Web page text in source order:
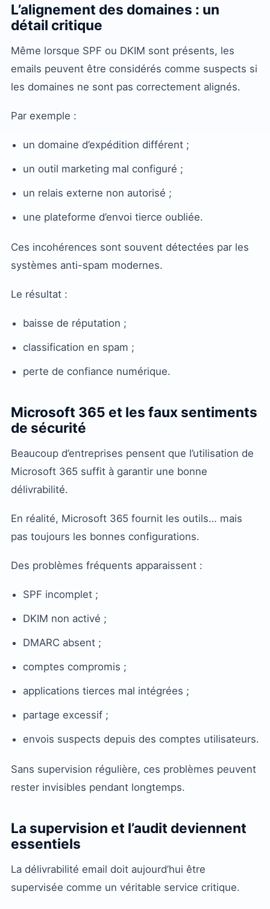
L’alignement des domaines : un
détail critique
Même lorsque SPF ou DKIM sont présents, les
emails peuvent être considérés comme suspects si
les domaines ne sont pas correctement alignés.
Par exemple :
un domaine d’expédition différent ;
un outil marketing mal configuré ;
un relais externe non autorisé ;
une plateforme d’envoi tierce oubliée.
Ces incohérences sont souvent détectées par les
systèmes anti-spam modernes.
Le résultat :
baisse de réputation ;
classification en spam ;
perte de confiance numérique.
Microsoft 365 et les faux sentiments
de sécurité
Beaucoup d’entreprises pensent que l’utilisation de
Microsoft 365 suffit à garantir une bonne
délivrabilité.
En réalité, Microsoft 365 fournit les outils… mais
pas toujours les bonnes configurations.
Des problèmes fréquents apparaissent :
SPF incomplet ;
DKIM non activé ;
DMARC absent ;
comptes compromis ;
applications tierces mal intégrées ;
partage excessif ;
envois suspects depuis des comptes utilisateurs.
Sans supervision régulière, ces problèmes peuvent
rester invisibles pendant longtemps.
La supervision et l’audit deviennent
essentiels
La délivrabilité email doit aujourd’hui être
supervisée comme un véritable service critique.